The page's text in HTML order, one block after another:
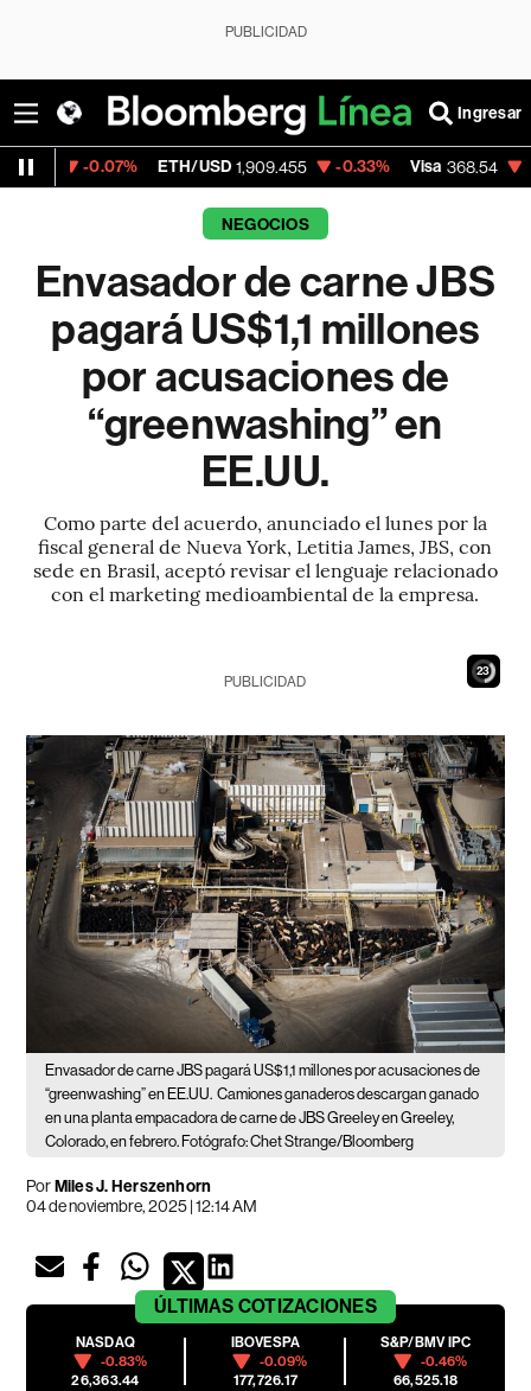
PUBLICIDAD
Ingresar
ETH/USD 1,909.455 -0.33% Visa 368.54 -0.28%
NEGOCIOS
Envasador de carne JBS
pagará US$1,1 millones
por acusaciones de
“greenwashing” en
EE.UU.
Como parte del acuerdo, anunciado el lunes por la
fiscal general de Nueva York, Letitia James, JBS, con
sede en Brasil, aceptó revisar el lenguaje relacionado
con el marketing medioambiental de la empresa.
21
PUBLICIDAD
Envasador de carne JBS pagará US$1,1 millones por acusaciones de
“greenwashing” en EE.UU. Camiones ganaderos descargan ganado
en una planta empacadora de carne de JBS Greeley en Greeley,
Colorado, en febrero. Fotógrafo: Chet Strange/Bloomberg
PorMiles J. Herszenhorn
04 de noviembre, 2025 | 12:14 AM
ÚLTIMAS COTIZACIONES
NASDAQ
-0.83%
26,363.44
IBOVESPA
-0.09%
177,726.17
S&P/BMV IPC
-0.46%
66,525.18